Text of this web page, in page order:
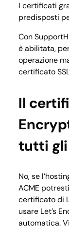
I certificati
predisposti
Con
è abilitata,
operazione
certificato
Il
tutti gli
No, se
ACME
certificato di
usare Let’s
automatica.